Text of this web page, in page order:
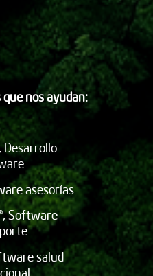
nos ayudan:
Desarrollo
asesorías
Software
salud